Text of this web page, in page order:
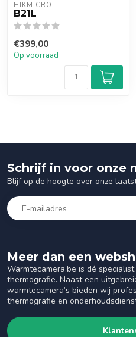
HIKMICRO
B21L
€399,00
Op voorraad
Meer dan een
Warmtecamera.be is dé
thermografie. Naast een
warmtecamera’s bieden wij
thermografie en
Schrijf in voor onze
Blijf op de hoogte over onze